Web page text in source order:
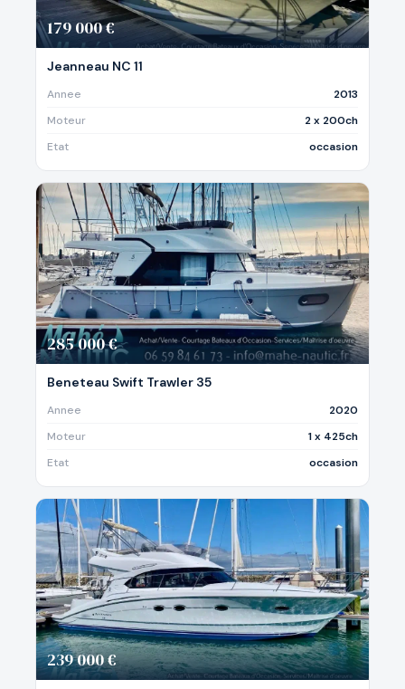
179 000 €
Jeanneau NC 11
Annee
2013
Moteur
2 x 200ch
Etat
occasion
285 000 €
Beneteau Swift Trawler 35
Annee
2020
Moteur
1 x 425ch
Etat
occasion
239 000 €